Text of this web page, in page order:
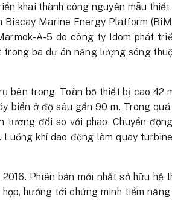
khai thành công nguyên mẫu
Marine Energy Platform
A-5 do công ty Idom phát
ba dự án năng lượng sóng
bên trong. Toàn bộ thiết bị cao 42
biển ở độ sâu gần 90 m. Trong
đối so với phao. Chuyển
khí dao động làm quay
Phiên bản mới nhất sở hữu hệ
hướng tới chứng minh tiềm